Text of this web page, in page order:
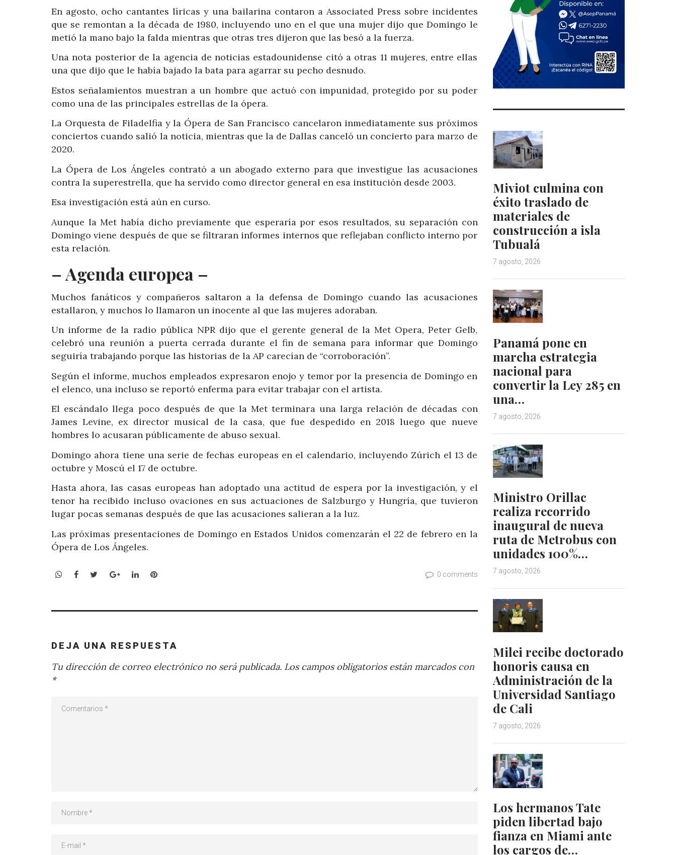
En agosto, ocho cantantes líricas y una bailarina contaron a Associated Press sobre incidentes
que se remontan a la década de 1980, incluyendo uno en el que una mujer dijo que Domingo le
metió la mano bajo la falda mientras que otras tres dijeron que las besó a la fuerza.
Una nota posterior de la agencia de noticias estadounidense citó a otras 11 mujeres, entre ellas
una que dijo que le había bajado la bata para agarrar su pecho desnudo.
Estos señalamientos muestran a un hombre que actuó con impunidad, protegido por su poder
como una de las principales estrellas de la ópera.
La Orquesta de Filadelfia y la Ópera de San Francisco cancelaron inmediatamente sus próximos
conciertos cuando salió la noticia, mientras que la de Dallas canceló un concierto para marzo de
2020.
La Ópera de Los Ángeles contrató a un abogado externo para que investigue las acusaciones
contra la superestrella, que ha servido como director general en esa institución desde 2003.
Esa investigación está aún en curso.
Aunque la Met había dicho previamente que esperaría por esos resultados, su separación con
Domingo viene después de que se filtraran informes internos que reflejaban conflicto interno por
esta relación.
– Agenda europea –
Muchos fanáticos y compañeros saltaron a la defensa de Domingo cuando las acusaciones
estallaron, y muchos lo llamaron un inocente al que las mujeres adoraban.
Un informe de la radio pública NPR dijo que el gerente general de la Met Opera, Peter Gelb,
celebró una reunión a puerta cerrada durante el fin de semana para informar que Domingo
seguiría trabajando porque las historias de la AP carecían de “corroboración”.
Según el informe, muchos empleados expresaron enojo y temor por la presencia de Domingo en
el elenco, una incluso se reportó enferma para evitar trabajar con el artista.
El escándalo llega poco después de que la Met terminara una larga relación de décadas con
James Levine, ex director musical de la casa, que fue despedido en 2018 luego que nueve
hombres lo acusaran públicamente de abuso sexual.
Domingo ahora tiene una serie de fechas europeas en el calendario, incluyendo Zúrich el 13 de
octubre y Moscú el 17 de octubre.
Hasta ahora, las casas europeas han adoptado una actitud de espera por la investigación, y el
tenor ha recibido incluso ovaciones en sus actuaciones de Salzburgo y Hungría, que tuvieron
lugar pocas semanas después de que las acusaciones salieran a la luz.
Las próximas presentaciones de Domingo en Estados Unidos comenzarán el 22 de febrero en la
Ópera de Los Ángeles.
WhatsApp
Facebook
TwitterGoogle+LinkedInPinterest 0 comments
DEJA UNA RESPUESTA
Tu dirección de correo electrónico no será publicada. Los campos obligatorios están marcados con
*
Miviot culmina con
éxito traslado de
materiales de
construcción a isla
Tubualá
7 agosto, 2026
Panamá pone en
marcha estrategia
nacional para
convertir la Ley 285 en
una…
7 agosto, 2026
Ministro Orillac
realiza recorrido
inaugural de nueva
ruta de Metrobus con
unidades 100%…
7 agosto, 2026
Milei recibe doctorado
honoris causa en
Administración de la
Universidad Santiago
de Cali
7 agosto, 2026
Los hermanos Tate
piden libertad bajo
fianza en Miami ante
los cargos de…